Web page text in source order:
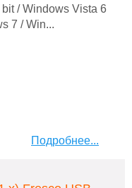
/ Windows Vista 6
7 / Win...
Подробнее...